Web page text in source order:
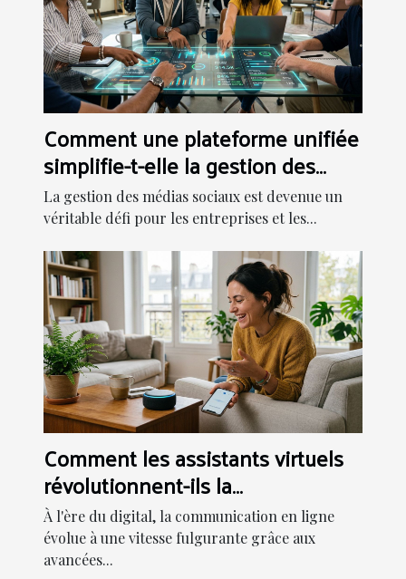
Comment une plateforme unifiée
simplifie-t-elle la gestion des
médias sociaux ?
La gestion des médias sociaux est devenue un
véritable défi pour les entreprises et les...
Comment les assistants virtuels
révolutionnent-ils la
communication en ligne ?
À l'ère du digital, la communication en ligne
évolue à une vitesse fulgurante grâce aux
avancées...